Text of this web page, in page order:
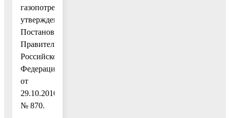
газопотребления»,
утвержденным
Постановлением
Правительства
Российской
Федерации
от
29.10.2010
№ 870.